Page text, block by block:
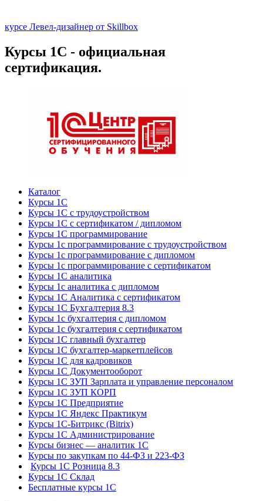
курсе Левел-дизайнер от Skillbox
Курсы 1С - официальная
сертификация.
Каталог
Курсы 1С
Курсы 1С с трудоустройством
Курсы 1С с сертификатом / дипломом
Курсы 1С программирование
Курсы 1с программирование с трудоустройством
Курсы 1с программирование с дипломом
Курсы 1с программирование с сертификатом
Курсы 1С аналитика
Курсы 1с аналитика с дипломом
Курсы 1С Аналитика с сертификатом
Курсы 1С Бухгалтерия 8.3
Курсы 1с бухгалтерия с дипломом
Курсы 1с бухгалтерия с сертификатом
Курсы 1С главный бухгалтер
Курсы 1С бухгалтер-маркетплейсов
Курсы 1С для кадровиков
Курсы 1С Документооборот
Курсы 1С ЗУП Зарплата и управление персоналом
Курсы 1С ЗУП КОРП
Курсы 1С Предприятие
Курсы 1С Яндекс Практикум
Курсы 1С-Битрикс (Bitrix)
Курсы 1С Администрирование
Курсы бизнес — аналитик 1С
Курсы по закупкам по 44‑ФЗ и 223‑ФЗ
Курсы 1С Розница 8.3
Курсы 1С Склад
Бесплатные курсы 1С